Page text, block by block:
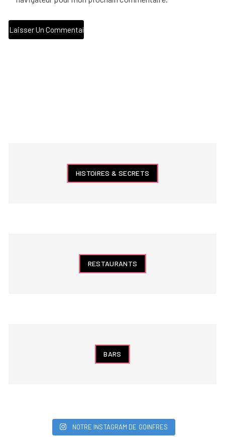
HISTOIRES & SECRETS
RESTAURANTS
BARS
NOTRE INSTAGRAM DE GOINFRES